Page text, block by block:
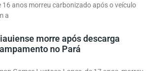
16 anos morreu carbonizado após o veículo
a
morre após descarga
no Pará